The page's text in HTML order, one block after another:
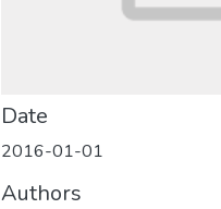
Date
2016-01-01
Authors